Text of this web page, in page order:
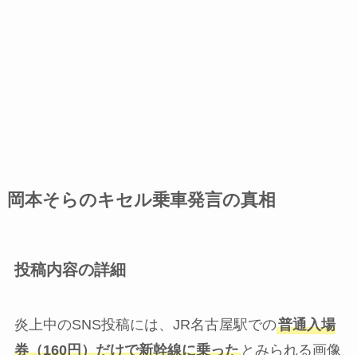
岡本そらのキセル乗車発言の真相
投稿内容の詳細
炎上中のSNS投稿には、JR名古屋駅での普通入場
券（160円）だけで新幹線に乗ったとみられる画像